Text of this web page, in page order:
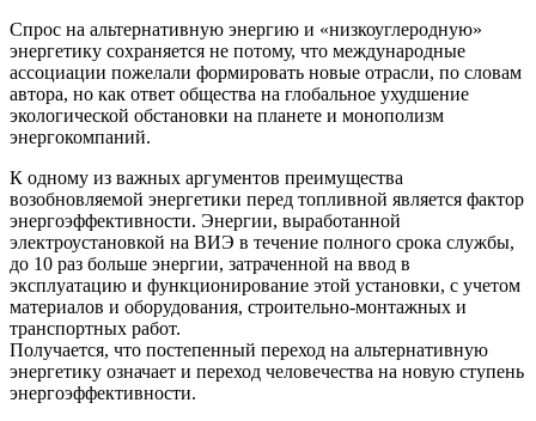
Спрос на альтернативную энергию и «низкоуглеродную»
энергетику сохраняется не потому, что международные
ассоциации пожелали формировать новые отрасли, по словам
автора, но как ответ общества на глобальное ухудшение
экологической обстановки на планете и монополизм
энергокомпаний.
К одному из важных аргументов преимущества
возобновляемой энергетики перед топливной является фактор
энергоэффективности. Энергии, выработанной
электроустановкой на ВИЭ в течение полного срока службы,
до 10 раз больше энергии, затраченной на ввод в
эксплуатацию и функционирование этой установки, с учетом
материалов и оборудования, строительно-монтажных и
транспортных работ.
Получается, что постепенный переход на альтернативную
энергетику означает и переход человечества на новую ступень
энергоэффективности.